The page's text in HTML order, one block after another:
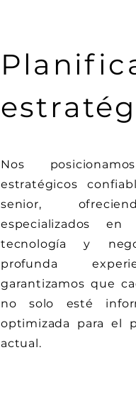
Nos
estratégicos
senior,
especializados
tecnología y
profunda
garantizamos que
no solo esté
optimizada para el
actual.